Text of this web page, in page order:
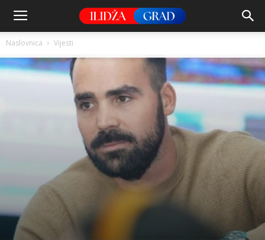
Naslovnica Vijesti